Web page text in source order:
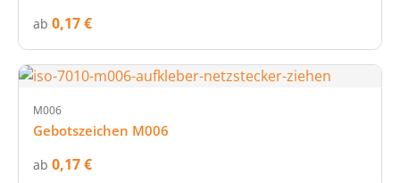
ab 0,17 €
M006
Gebotszeichen M006
ab 0,17 €